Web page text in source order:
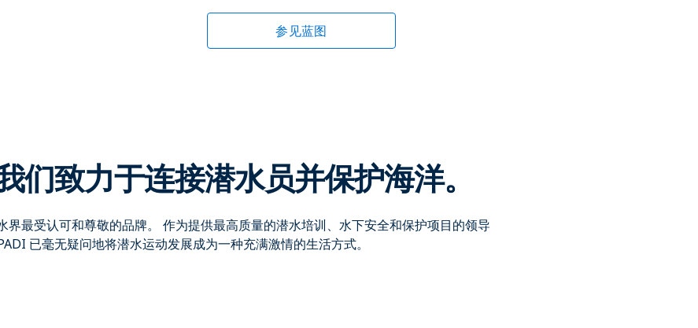
参见蓝图
们致力于连接潜水员并保护海洋。
界最受认可和尊敬的品牌。 作为提供最高质量的潜水培训、水下安全和保护项目的领导
已毫无疑问地将潜水运动发展成为一种充满激情的生活方式。